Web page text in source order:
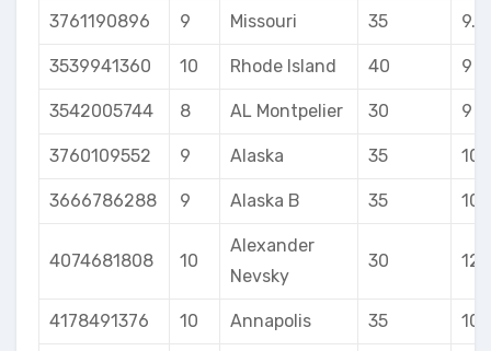
3761190896 9 Missouri 35 9.5
3539941360 10 Rhode Island 40 9
3542005744 8 AL Montpelier 30 9
3760109552 9 Alaska 35 10
3666786288 9 Alaska B 35 10
4074681808 10
Alexander
Nevsky
30 12
4178491376 10 Annapolis 35 10